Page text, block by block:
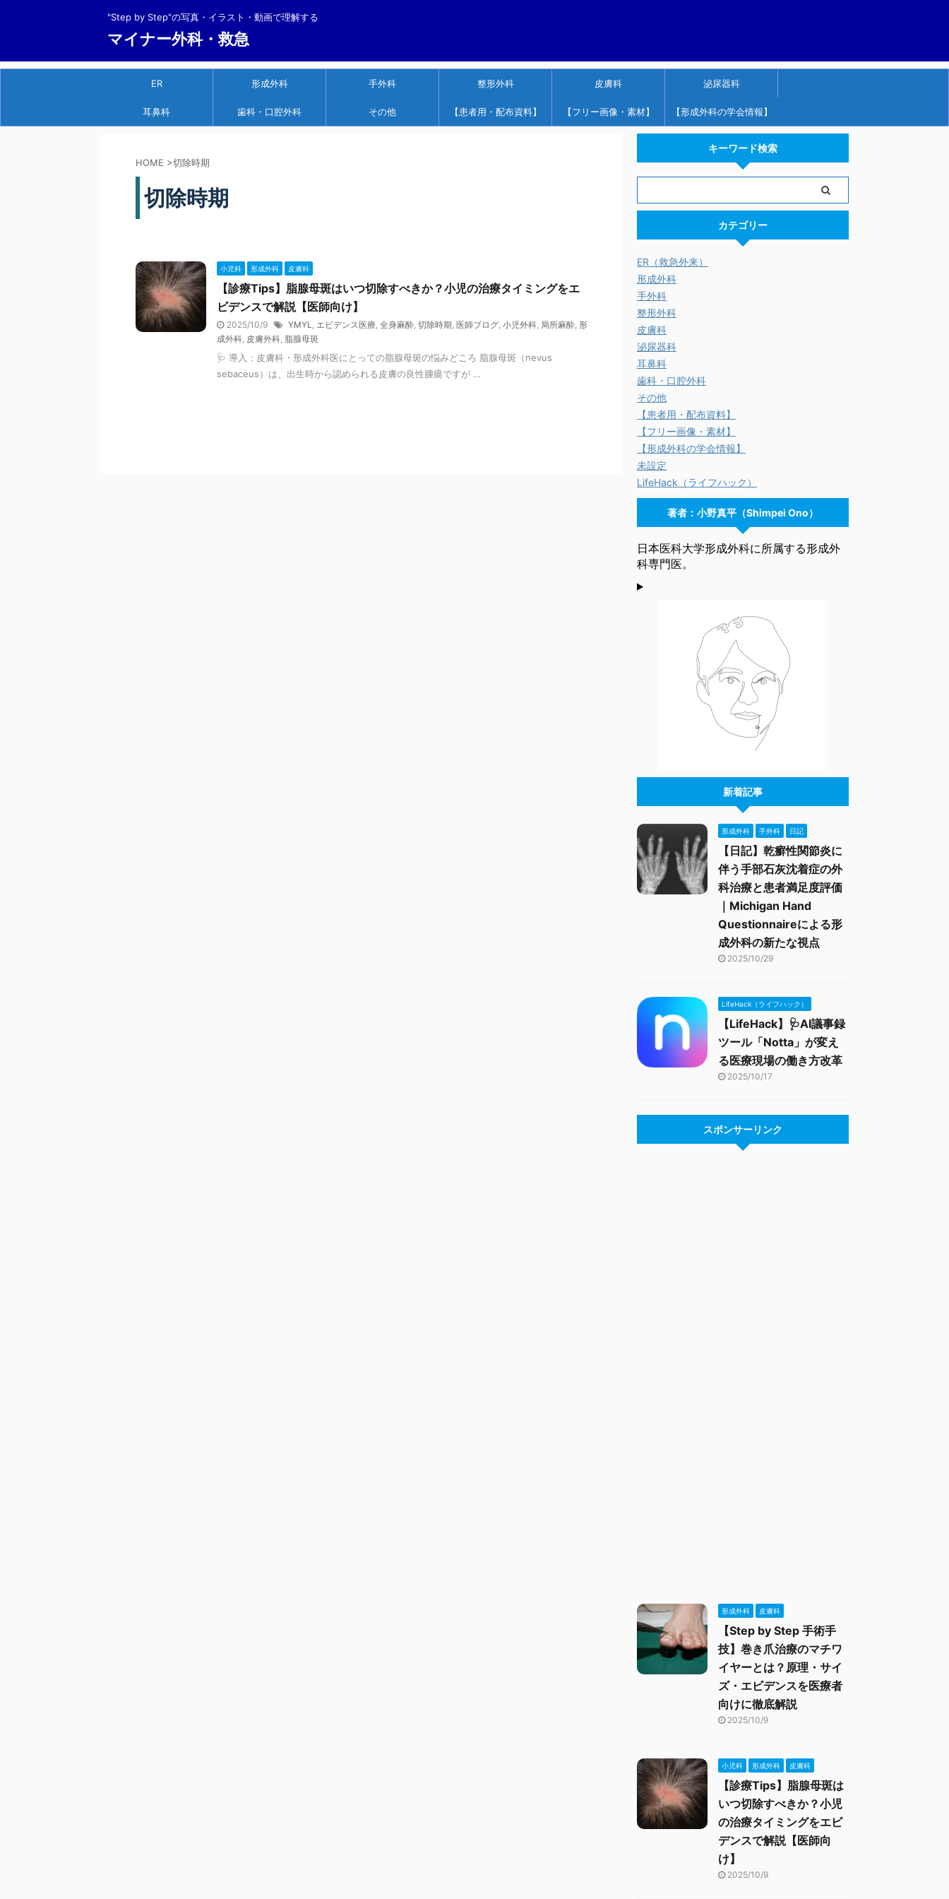
"Step by Step"の写真・イラスト・動画で理解する
マイナー外科・救急
ER 形成外科 手外科 整形外科 皮膚科 泌尿器科
耳鼻科 歯科・口腔外科 その他 【患者用・配布資料】 【フリー画像・素材】 【形成外科の学会情報】
HOME >切除時期
切除時期
小児科 形成外科 皮膚科
【診療Tips】脂腺母斑はいつ切除すべきか？小児の治療タイミングをエ
ビデンスで解説【医師向け】
2025/10/9 YMYL, エビデンス医療, 全身麻酔, 切除時期, 医師ブログ, 小児外科, 局所麻酔, 形
成外科, 皮膚外科, 脂腺母斑
🩺 導入：皮膚科・形成外科医にとっての脂腺母斑の悩みどころ 脂腺母斑（nevus
sebaceus）は、出生時から認められる皮膚の良性腫瘍ですが …
キーワード検索
カテゴリー
ER（救急外来）
形成外科
手外科
整形外科
皮膚科
泌尿器科
耳鼻科
歯科・口腔外科
その他
【患者用・配布資料】
【フリー画像・素材】
【形成外科の学会情報】
未設定
LifeHack（ライフハック）
著者：小野真平（Shimpei Ono）
日本医科大学形成外科に所属する形成外
科専門医。
新着記事
形成外科 手外科 日記
【日記】乾癬性関節炎に
伴う手部石灰沈着症の外
科治療と患者満足度評価
｜Michigan Hand
Questionnaireによる形
成外科の新たな視点
2025/10/29
LifeHack（ライフハック）
【LifeHack】🩺AI議事録
ツール「Notta」が変え
る医療現場の働き方改革
2025/10/17
スポンサーリンク
形成外科 皮膚科
【Step by Step 手術手
技】巻き爪治療のマチワ
イヤーとは？原理・サイ
ズ・エビデンスを医療者
向けに徹底解説
2025/10/9
小児科 形成外科 皮膚科
【診療Tips】脂腺母斑は
いつ切除すべきか？小児
の治療タイミングをエビ
デンスで解説【医師向
け】
2025/10/9